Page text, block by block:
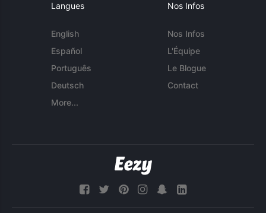
Langues
English
Español
Português
Deutsch
More...
Nos Infos
Nos Infos
L'Équipe
Le Blogue
Contact